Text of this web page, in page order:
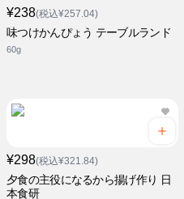
¥238(税込¥257.04)
味つけかんぴょう テーブルランド
60g
¥298(税込¥321.84)
夕食の主役になるから揚げ作り 日
本食研